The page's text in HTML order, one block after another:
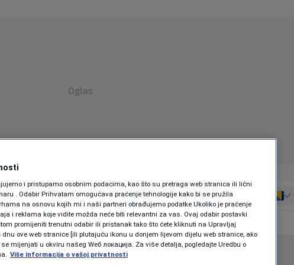
Oglas
MAGAZIN
ZDRAVLJE
SHOWBIZ
i pristupamo osobnim podacima, kao što su pretraga web stranica ili lični
. Odabir Prihvatam omogućava praćenje tehnologije kako bi se pružila
na osnovu kojih mi i naši partneri obrađujemo podatke Ukoliko je praćenje
i reklama koje vidite možda neće biti relevantni za vas. Ovaj odabir postavki
promijeniti trenutni odabir ili pristanak tako što ćete kliknuti na Upravljaj
ove web stranice [ili plutajuću ikonu u donjem lijevom dijelu web stranice, ako
mijenjati u okviru našeg Wеб локација. Za više detalja, pogledajte Uredbu o
Više informacija o vašoj privatnosti